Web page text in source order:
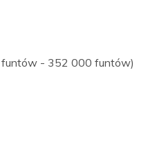
- 352 000 funtów)